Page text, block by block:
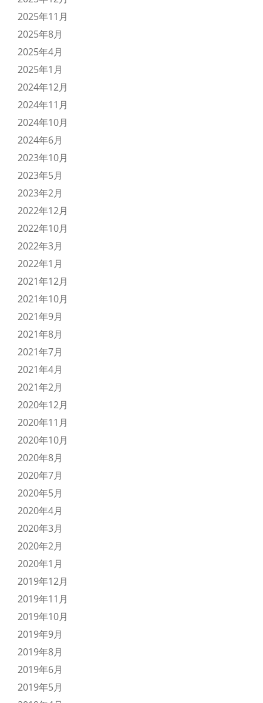
2025年11月
2025年8月
2025年4月
2025年1月
2024年12月
2024年11月
2024年10月
2024年6月
2023年10月
2023年5月
2023年2月
2022年12月
2022年10月
2022年3月
2022年1月
2021年12月
2021年10月
2021年9月
2021年8月
2021年7月
2021年4月
2021年2月
2020年12月
2020年11月
2020年10月
2020年8月
2020年7月
2020年5月
2020年4月
2020年3月
2020年2月
2020年1月
2019年12月
2019年11月
2019年10月
2019年9月
2019年8月
2019年6月
2019年5月